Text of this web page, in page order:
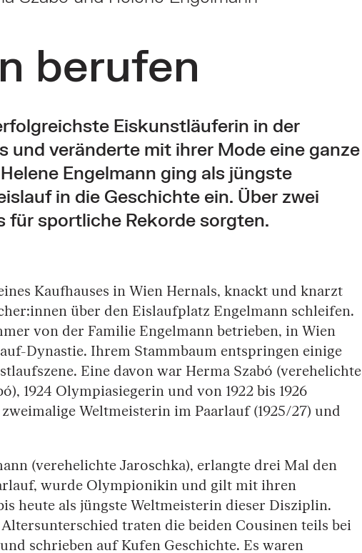
berufen
Eiskunstläuferin in der
und veränderte mit ihrer Mode eine ganze
Engelmann ging als jüngste
in die Geschichte ein. Über zwei
für sportliche Rekorde sorgten.
Kaufhauses in Wien Hernals, knackt und knarzt
über den Eislaufplatz Engelmann schleifen.
von der Familie Engelmann betrieben, in Wien
Dynastie. Ihrem Stammbaum entspringen einige
Eine davon war Herma Szabó (verehelichte
1924 Olympiasiegerin und von 1922 bis 1926
Weltmeisterin im Paarlauf (1925/27) und
(verehelichte Jaroschka), erlangte drei Mal den
wurde Olympionikin und gilt mit ihren
heute als jüngste Weltmeisterin dieser Disziplin.
traten die beiden Cousinen teils bei
schrieben auf Kufen Geschichte. Es waren